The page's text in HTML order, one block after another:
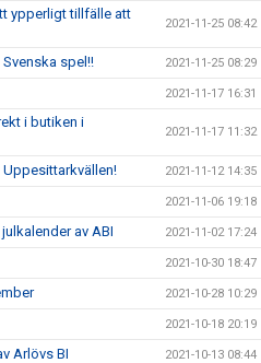
ypperligt tillfälle att
2021-11-25 08:42
spel!! 2021-11-25 08:29
2021-11-17 16:31
i butiken i
2021-11-17 11:32
2021-11-12 14:35
2021-11-06 19:18
av ABI 2021-11-02 17:24
2021-10-30 18:47
2021-10-28 10:29
2021-10-18 20:19
Arlövs BI 2021-10-13 08:44